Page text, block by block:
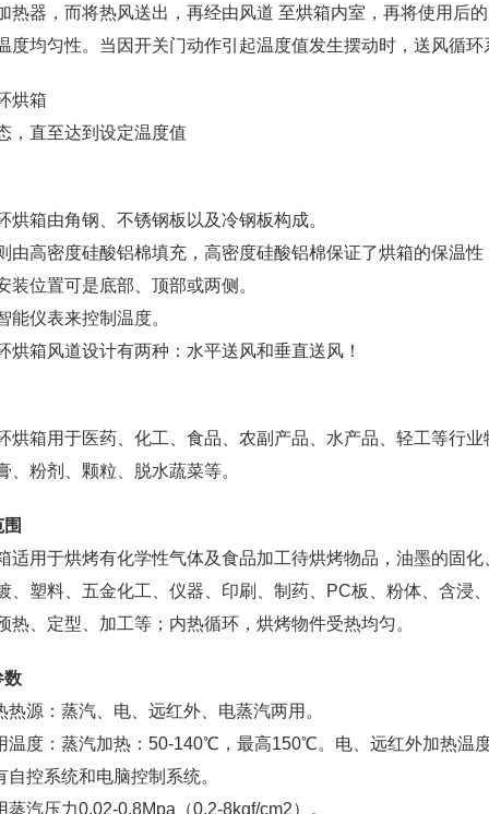
热器，而将热风送出，再经由风道 至烘箱内室，再将使用后
度均匀性。当因开关门动作引起温度值发生摆动时，送风循环
烘箱
，直至达到设定温度值
烘箱由角钢、不锈钢板以及冷钢板构成。
由高密度硅酸铝棉填充，高密度硅酸铝棉保证了烘箱的保温
装位置可是底部、顶部或两侧。
能仪表来控制温度。
烘箱风道设计有两种：水平送风和垂直送风！
烘箱用于医药、化工、食品、农副产品、水产品、轻工等行
、粉剂、颗粒、脱水蔬菜等。
适用于烘烤有化学性气体及食品加工待烘烤物品，油墨的固
、塑料、五金化工、仪器、印刷、制药、PC板、粉体、含浸
热、定型、加工等；内热循环，烘烤物件受热均匀。
数
热源：蒸汽、电、远红外、电蒸汽两用。
温度：蒸汽加热：50-140℃，最高150℃。电、远红外加热温
自控系统和电脑控制系统。
蒸汽压力0.02-0.8Mpa（0.2-8kgf/cm2）。